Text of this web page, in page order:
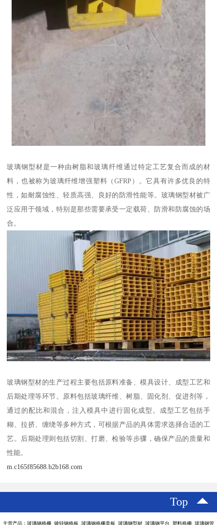
玻璃钢型材是一种由树脂和玻璃纤维通过特定工艺复合而成的材
料，也被称为玻璃纤维增强塑料（GFRP）。它具有许多优良的特
性，如耐腐蚀性、轻质高强、良好的防滑性能等。玻璃钢型材被广
泛应用于领域，特别是那些需要承受一定载荷、防滑和防腐蚀的场
合。
玻璃钢型材的生产过程主要包括原料准备、模具设计、成型工艺和
后期处理等环节。原料包括玻璃纤维、树脂、固化剂、促进剂等，
通过的配比和混合，注入模具中进行固化成型。成型工艺包括手
糊、拉挤、缠绕等多种方式，可根据产品的具体需求选择合适的工
艺。后期处理则包括切割、打磨、检验等步骤，确保产品的质量和
性能。
m.c165f85688.b2b168.com
Top
主营产品：玻璃钢格栅 镀锌钢格板 玻璃钢格栅盖板 玻璃钢型材 玻璃钢平台 塑料格栅 玻璃钢管